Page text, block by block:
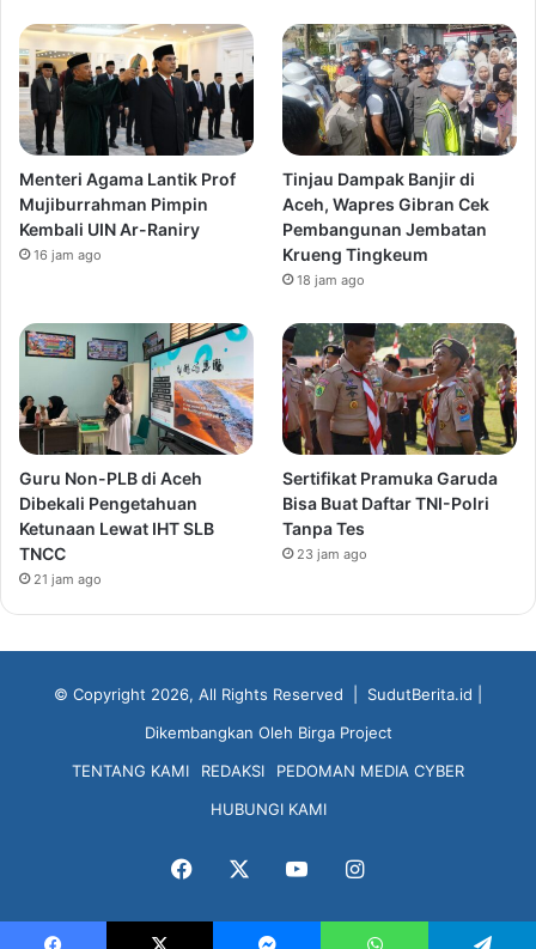
Menteri Agama Lantik Prof
Mujiburrahman Pimpin
Kembali UIN Ar-Raniry
16 jam ago
Tinjau Dampak Banjir di
Aceh, Wapres Gibran Cek
Pembangunan Jembatan
Krueng Tingkeum
18 jam ago
Guru Non-PLB di Aceh
Dibekali Pengetahuan
Ketunaan Lewat IHT SLB
TNCC
21 jam ago
Sertifikat Pramuka Garuda
Bisa Buat Daftar TNI-Polri
Tanpa Tes
23 jam ago
© Copyright 2026, All Rights Reserved | SudutBerita.id
Dikembangkan Oleh Birga Project
TENTANG KAMI
REDAKSI
PEDOMAN MEDIA CYBER
HUBUNGI KAMI
Facebook YouTubeInstagram